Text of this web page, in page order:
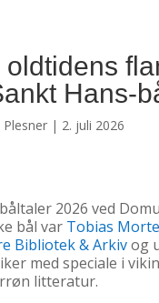
oldtidens
Hans-
Plesner | 2. juli 2026
2026 ved
bål var Tobias
Bibliotek & Arkivog
med speciale i
litteratur.